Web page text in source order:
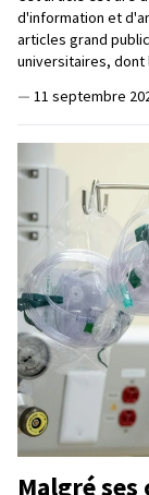
d'information et
articles grand
universitaires, dont
— 11 septembre
Malgré